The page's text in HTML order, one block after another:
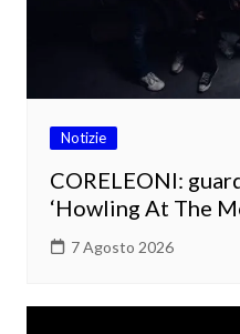
Notizie
CORELEONI:
‘Howling At The
7 Agosto 2026